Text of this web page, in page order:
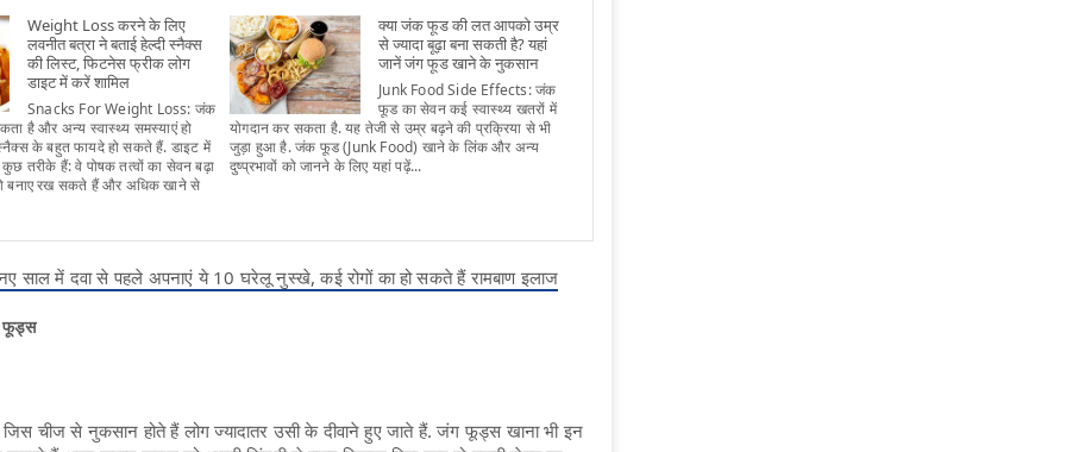
Weight Loss करने के लिए
लवनीत बत्रा ने बताई हेल्दी स्नैक्स
की लिस्ट, फिटनेस फ्रीक लोग
डाइट में करें शामिल
Snacks For Weight Loss: जंक
है और अन्य स्वास्थ्य समस्याएं हो
के बहुत फायदे हो सकते हैं. डाइट में
तरीके हैं: वे पोषक तत्वों का सेवन बढ़ा
बनाए रख सकते हैं और अधिक खाने से
क्या जंक फूड की लत आपको उम्र
से ज्यादा बूढ़ा बना सकती है? यहां
जानें जंग फूड खाने के नुकसान
Junk Food Side Effects: जंक
फूड का सेवन कई स्वास्थ्य खतरों में
योगदान कर सकता है. यह तेजी से उम्र बढ़ने की प्रक्रिया से भी
जुड़ा हुआ है. जंक फूड (Junk Food) खाने के लिंक और अन्य
दुष्प्रभावों को जानने के लिए यहां पढ़ें...
साल में दवा से पहले अपनाएं ये 10 घरेलू नुस्खे, कई रोगों का हो सकते हैं रामबाण इलाज
फूड्स
जिस चीज से नुकसान होते हैं लोग ज्यादातर उसी के दीवाने हुए जाते हैं. जंग फूड्स खाना भी इन